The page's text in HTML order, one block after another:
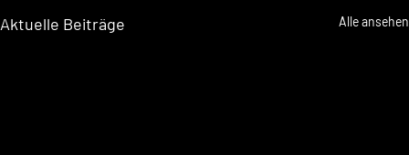
Aktuelle Beiträge Alle ansehen